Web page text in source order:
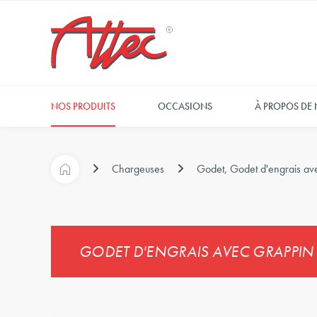
NOS PRODUITS OCCASIONS À PROPOS DE
Chargeuses Godet, Godet d'engrais
GODET D'ENGRAIS AVEC